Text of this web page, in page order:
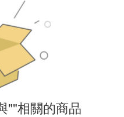
""相關的商品